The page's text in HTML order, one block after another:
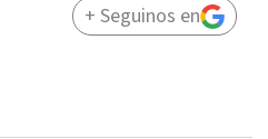
+ Seguinos en